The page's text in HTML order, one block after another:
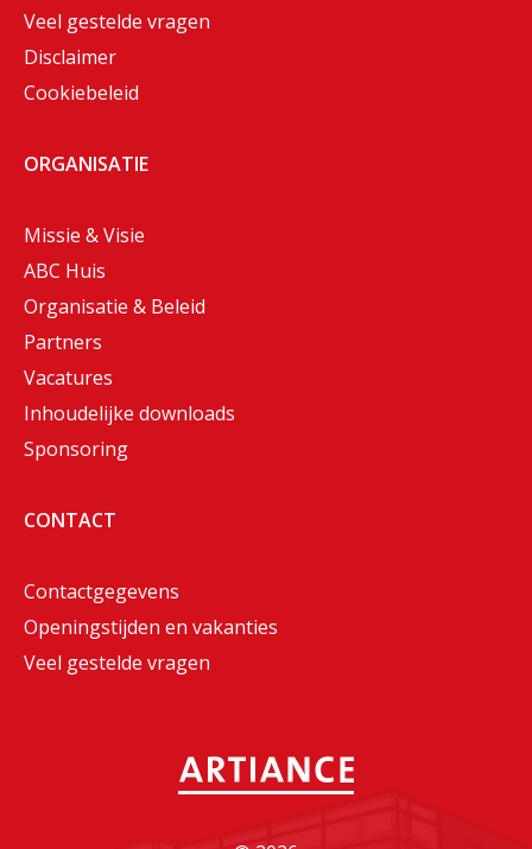
Veel gestelde vragen
Disclaimer
Cookiebeleid
ORGANISATIE
Missie & Visie
ABC Huis
Organisatie & Beleid
Partners
Vacatures
Inhoudelijke downloads
Sponsoring
CONTACT
Contactgegevens
Openingstijden en vakanties
Veel gestelde vragen